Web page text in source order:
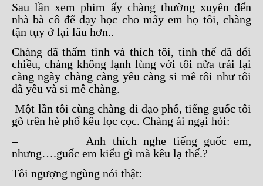
Sau lần xem phim ấy chàng thường xuyên đến
nhà bà cô để dạy học cho mấy em họ tôi, chàng
tận tụy ở lại lâu hơn..
Chàng đã thấm tình và thích tôi, tình thế đã đổi
chiều, chàng không lạnh lùng với tôi nữa trái lại
càng ngày chàng càng yêu càng si mê tôi như tôi
đã yêu và si mê chàng.
Một lần tôi cùng chàng đi dạo phố, tiếng guốc tôi
gõ trên hè phố kêu lọc cọc. Chàng ái ngại hỏi:
– Anh thích nghe tiếng guốc em,
nhưng….guốc em kiểu gì mà kêu lạ thế.?
Tôi ngượng ngùng nói thật: